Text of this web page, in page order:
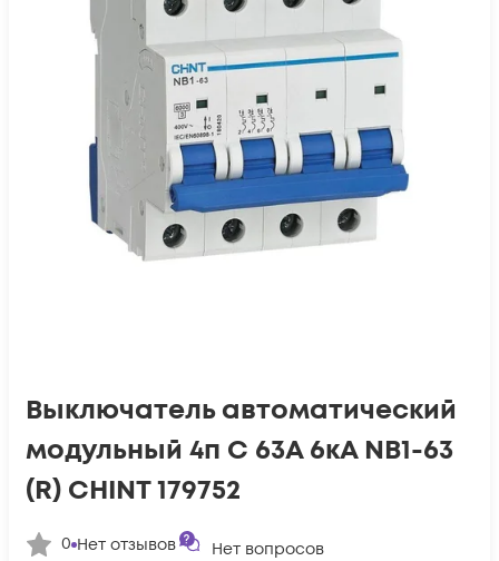
Выключатель автоматический
модульный 4п C 63А 6кА NB1-63
(R) CHINT 179752
0 Нет отзывов Нет вопросов